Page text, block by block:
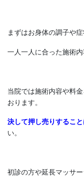
まずはお身体の調子や
一人一人に合った施術
当院では施術内容や料
おります。
決して押し売りするこ
い。
初診の方や延長マッサ